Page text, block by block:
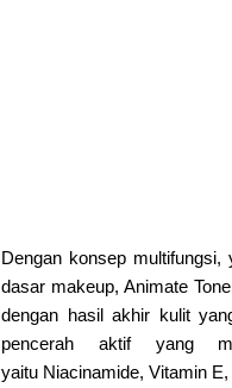
Dengan konsep
dasar makeup, Animate
dengan hasil akhir kulit
pencerah aktif yang
yaitu Niacinamide, Vitamin